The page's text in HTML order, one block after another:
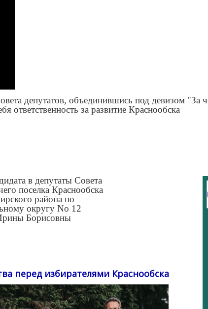
депутатов, объединившись под девизом "За
ответственность за развитие Краснообска
в депутаты Совета
поселка Краснообска
района по
округу No 12
Борисовны
перед избирателями Краснообска